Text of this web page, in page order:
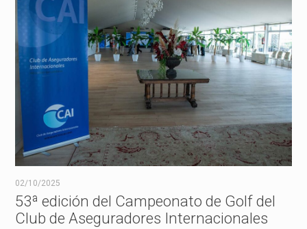
02/10/2025
53ª edición del Campeonato de Golf del
Club de Aseguradores Internacionales